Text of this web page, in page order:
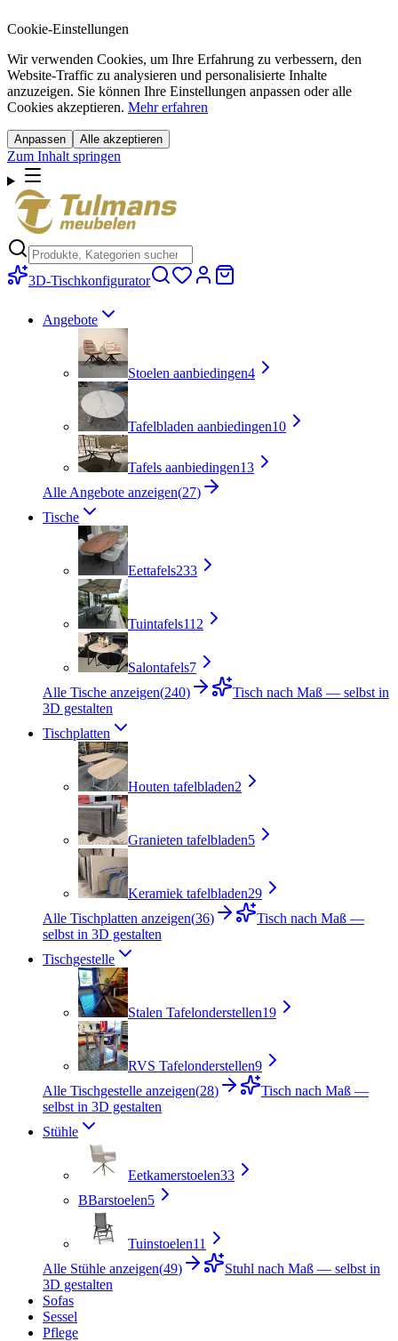
Cookie-Einstellungen
Wir verwenden Cookies, um Ihre Erfahrung zu verbessern, den
Website-Traffic zu analysieren und personalisierte Inhalte
anzuzeigen. Sie können Ihre Einstellungen anpassen oder alle
Cookies akzeptieren. Mehr erfahren
Anpassen Alle akzeptieren
Zum Inhalt springen
3D-Tischkonfigurator
Angebote
Stoelen aanbiedingen4
Tafelbladen aanbiedingen10
Tafels aanbiedingen13
Alle Angebote anzeigen(27)
Tische
Eettafels233
Tuintafels112
Salontafels7
Alle Tische anzeigen(240)
Tisch nach Maß — selbst in
3D gestalten
Tischplatten
Houten tafelbladen2
Granieten tafelbladen5
Keramiek tafelbladen29
Alle Tischplatten anzeigen(36)
Tisch nach Maß —
selbst in 3D gestalten
Tischgestelle
Stalen Tafelonderstellen19
RVS Tafelonderstellen9
Alle Tischgestelle anzeigen(28)
Tisch nach Maß —
selbst in 3D gestalten
Stühle
Eetkamerstoelen33
BBarstoelen5
Tuinstoelen11
Alle Stühle anzeigen(49)
Stuhl nach Maß — selbst in
3D gestalten
Sofas
Sessel
Pflege